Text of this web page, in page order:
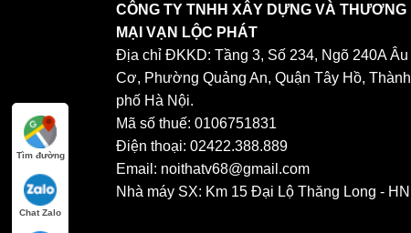
CÔNG TY TNHH XÂY DỰNG VÀ THƯƠNG
MẠI VẠN LỘC PHÁT
Địa chỉ ĐKKD: Tầng 3, Số 234, Ngõ 240A Âu
Cơ, Phường Quảng An, Quận Tây Hồ, Thành
phố Hà Nội.
Mã số thuế: 0106751831
Điện thoại: 02422.388.889
Email: noithatv68@gmail.com
Nhà máy SX: Km 15 Đại Lộ Thăng Long - HN
Tìm đường
Chat Zalo